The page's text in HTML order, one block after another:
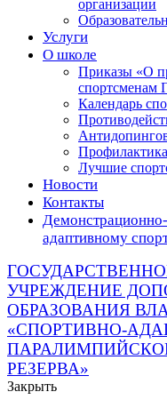
организации
Услуги
О школе
Приказы «О
Календарь
Лучшие
Новости
Контакты
адаптивному
УЧРЕЖДЕНИЕ
ОБРАЗОВАНИЯ
«СПОРТИВНО-
РЕЗЕРВА»
Закрыть